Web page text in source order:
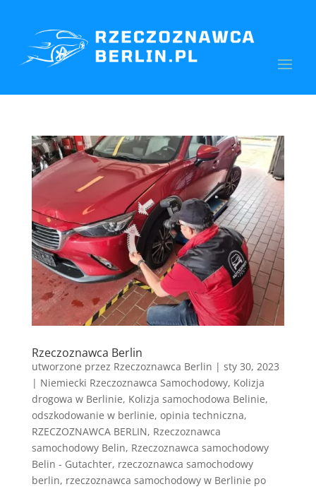
Rzeczoznawca Berlin
utworzone przez Rzeczoznawca Berlin | sty 30, 2023
| Niemiecki Rzeczoznawca Samochodowy, Kolizja
drogowa w Berlinie, Kolizja samochodowa Belinie,
odszkodowanie w berlinie, opinia techniczna,
RZECZOZNAWCA BERLIN, Rzeczoznawca
samochodowy Belin, Rzeczoznawca samochodowy
Belin - Gutachter, rzeczoznawca samochodowy
berlin, rzeczoznawca samochodowy w Berlinie po